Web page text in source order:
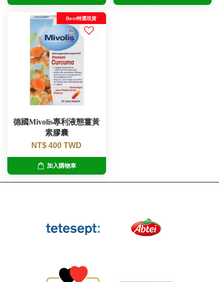
Best特選現貨
德國Mivolis專利液態薑黃
素膠囊
NT$ 400 TWD
加入購物車